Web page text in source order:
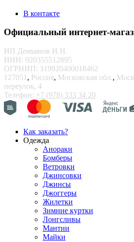
В контакте
Официальный интернет-
ИП Демьянов И.Н.
ИНН: 920355512895
ОГРНИП: 319920400018462
127051 , Россия, Московская обл.,
переулок, 4
Телефон: +7 (978) 333 34 20
Как заказать?
Одежда
Анораки
Бомберы
Ветровки
Джинсовки
Джинсы
Джоггеры
Жилетки
Зимние куртки
Лонгсливы
Мантии
Майки